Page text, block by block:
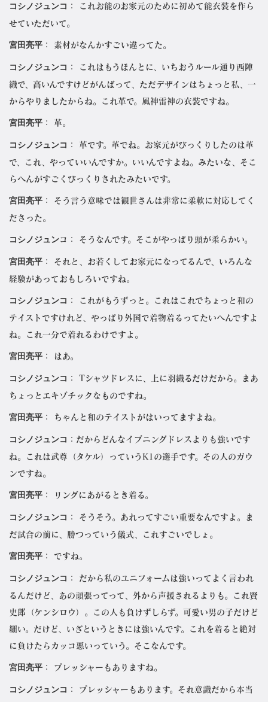
コシノジュンコ ： これお能のお家元のために初めて能衣装を作ら
せていただいて。
宮田亮平 ： 素材がなんかすごい違ってた。
コシノジュンコ ： これはもうほんとに、いちおうルール通り西陣
織で、高いんですけどがんばって、ただデザインはちょっと私、一
からやりましたからね。これ革で。風神雷神の衣装ですね。
宮田亮平 ： 革。
コシノジュンコ ： 革です。革でね。お家元がびっくりしたのは革
で、これ、やっていいんですか。いいんですよね。みたいな、そこ
らへんがすごくびっくりされたみたいです。
宮田亮平 ： そう言う意味では観世さんは非常に柔軟に対応してく
ださった。
コシノジュンコ： そうなんです。そこがやっぱり頭が柔らかい。
宮田亮平 ： それと、お若くしてお家元になってるんで、いろんな
経験があっておもしろいですね。
コシノジュンコ ： これがもうずっと。これはこれでちょっと和の
テイストですけれど、やっぱり外国で着物着るってたいへんですよ
ね。これ一分で着れるわけですよ。
宮田亮平 ： はあ。
コシノジュンコ ： Tシャツドレスに、上に羽織るだけだから。まあ
ちょっとエキゾチックなものですね。
宮田亮平 ： ちゃんと和のテイストがはいってますよね。
コシノジュンコ ：だからどんなイブニングドレスよりも強いです
ね。これは武尊（タケル）っていうK1の選手です。その人のガウ
ンですね。
宮田亮平 ： リングにあがるとき着る。
コシノジュンコ ： そうそう。あれってすごい重要なんですよ。ま
だ試合の前に、勝つっていう儀式、これすごいでしょ。
宮田亮平 ： ですね。
コシノジュンコ ： だから私のユニフォームは強いってよく言われ
るんだけど、あの頑張ってって、外から声援されるよりも。これ賢
史郎（ケンシロウ）。この人も負けずしらず。可愛い男の子だけど
細い。だけど、いざというときには強いんです。これを着ると絶対
に負けたらカッコ悪いっていう。そこなんです。
宮田亮平 ： プレッシャーもありますね。
コシノジュンコ ： プレッシャーもあります。それ意識だから本当